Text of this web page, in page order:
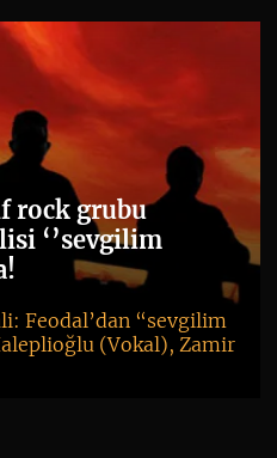
rock grubu
‘’sevgilim
Feodal’dan “sevgilim
(Vokal), Zamir